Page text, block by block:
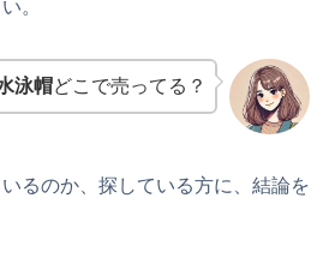
。
泳帽どこで売ってる？
るのか、探している方に、結論を